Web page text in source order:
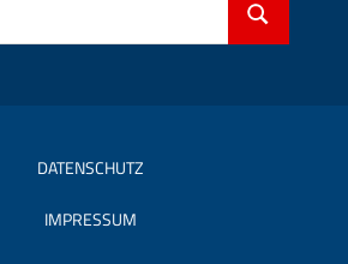
Suchen
DATENSCHUTZ
IMPRESSUM